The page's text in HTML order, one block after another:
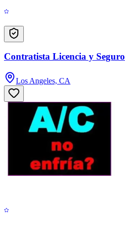
Contratista Licencia y Seguro
Los Angeles, CA